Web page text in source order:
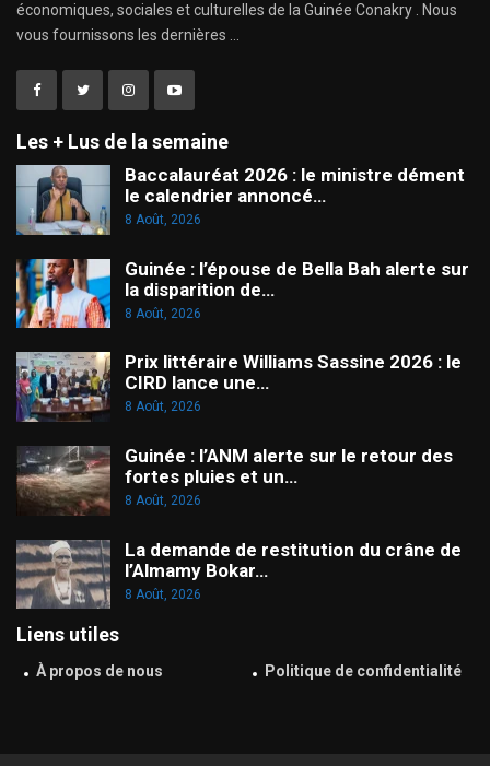
économiques, sociales et culturelles de la Guinée Conakry . Nous
vous fournissons les dernières ...
Les + Lus de la semaine
Baccalauréat 2026 : le ministre dément
le calendrier annoncé…
8 Août, 2026
Guinée : l’épouse de Bella Bah alerte sur
la disparition de…
8 Août, 2026
Prix littéraire Williams Sassine 2026 : le
CIRD lance une…
8 Août, 2026
Guinée : l’ANM alerte sur le retour des
fortes pluies et un…
8 Août, 2026
La demande de restitution du crâne de
l’Almamy Bokar…
8 Août, 2026
Liens utiles
À propos de nous Politique de confidentialité